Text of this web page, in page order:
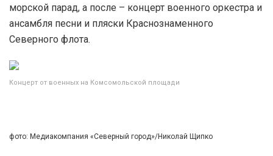
морской парад, а после – концерт военного оркестра и
ансамбля песни и пляски Краснознаменного
Северного флота.
Концерт от военных на Комсомольской площади
фото: Медиакомпания «Северный город»/Николай Щипко